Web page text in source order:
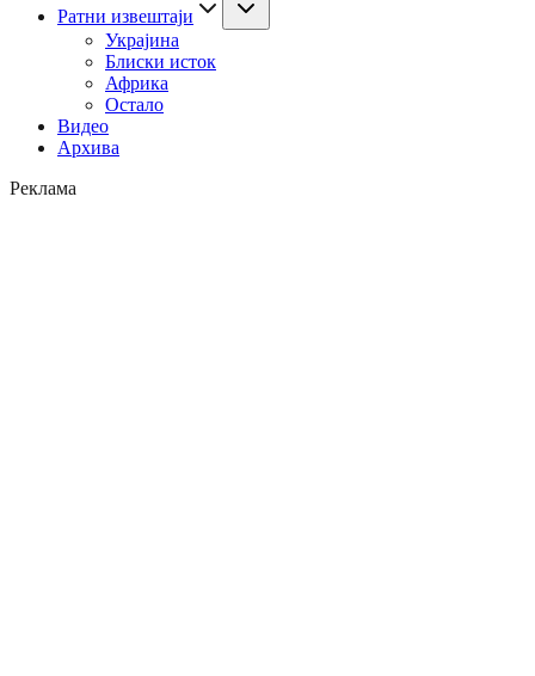
Ратни извештаји
Украјина
Блиски исток
Африка
Остало
Видео
Архива
Реклама